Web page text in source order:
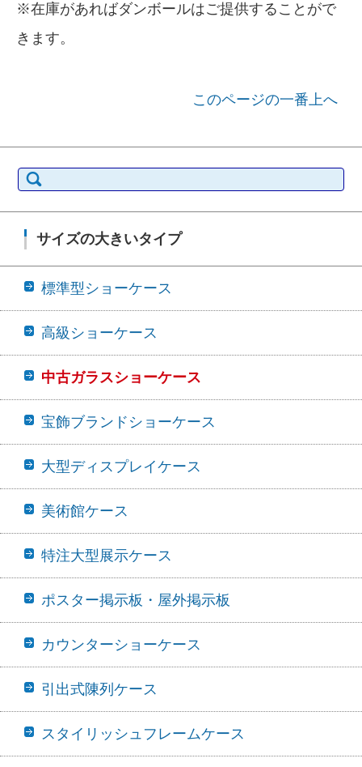
※在庫があればダンボールはご提供することがで
きます。
このページの一番上へ
検索:
サイズの大きいタイプ
標準型ショーケース
高級ショーケース
中古ガラスショーケース
宝飾ブランドショーケース
大型ディスプレイケース
美術館ケース
特注大型展示ケース
ポスター掲示板・屋外掲示板
カウンターショーケース
引出式陳列ケース
スタイリッシュフレームケース